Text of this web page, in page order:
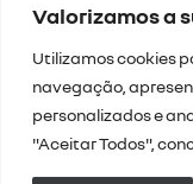
Valorizamos a
Utilizamos cookies
navegação,
personalizados e
"Aceitar Todos",
Resolução
crédito|